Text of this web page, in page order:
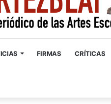
FIRMAS CRÍTICAS